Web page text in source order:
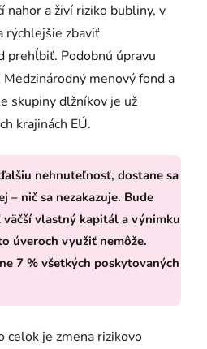
nahor a živí riziko bubliny, v
rýchlejšie zbaviť
prehĺbiť. Podobnú úpravu
menový fond a
skupiny dlžníkov je už
krajinách EÚ.
nehnuteľnosť, dostane sa
– nič sa nezakazuje. Bude
vlastný kapitál a výnimku
úveroch využiť nemôže.
7 % všetkých poskytovaných
celok je zmena rizikovo